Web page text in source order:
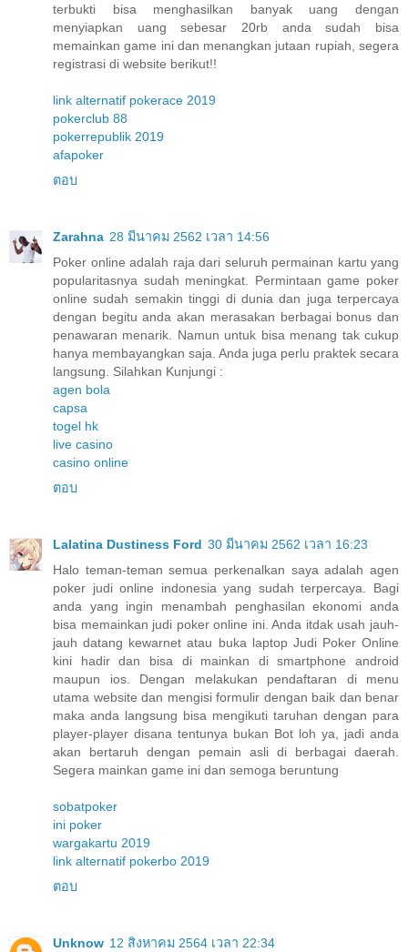
terbukti bisa menghasilkan banyak uang dengan
menyiapkan uang sebesar 20rb anda sudah bisa
memainkan game ini dan menangkan jutaan rupiah, segera
registrasi di website berikut!!
link alternatif pokerace 2019
pokerclub 88
pokerrepublik 2019
afapoker
ตอบ
Zarahna 28 มีนาคม 2562 เวลา 14:56
Poker online adalah raja dari seluruh permainan kartu yang
popularitasnya sudah meningkat. Permintaan game poker
online sudah semakin tinggi di dunia dan juga terpercaya
dengan begitu anda akan merasakan berbagai bonus dan
penawaran menarik. Namun untuk bisa menang tak cukup
hanya membayangkan saja. Anda juga perlu praktek secara
langsung. Silahkan Kunjungi :
agen bola
capsa
togel hk
live casino
casino online
ตอบ
Lalatina Dustiness Ford 30 มีนาคม 2562 เวลา 16:23
Halo teman-teman semua perkenalkan saya adalah agen
poker judi online indonesia yang sudah terpercaya. Bagi
anda yang ingin menambah penghasilan ekonomi anda
bisa memainkan judi poker online ini. Anda itdak usah jauh-
jauh datang kewarnet atau buka laptop Judi Poker Online
kini hadir dan bisa di mainkan di smartphone android
maupun ios. Dengan melakukan pendaftaran di menu
utama website dan mengisi formulir dengan baik dan benar
maka anda langsung bisa mengikuti taruhan dengan para
player-player disana tentunya bukan Bot loh ya, jadi anda
akan bertaruh dengan pemain asli di berbagai daerah.
Segera mainkan game ini dan semoga beruntung
sobatpoker
ini poker
wargakartu 2019
link alternatif pokerbo 2019
ตอบ
Unknow 12 สิงหาคม 2564 เวลา 22:34